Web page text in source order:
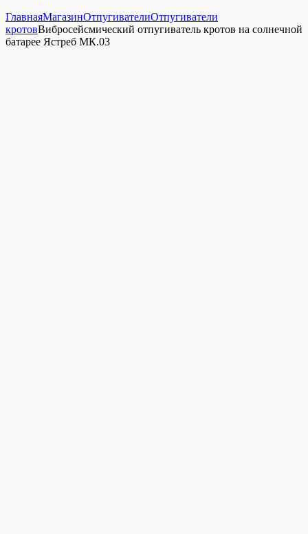
ГлавнаяМагазинОтпугивателиОтпугиватели
кротовВибросейсмический отпугиватель кротов на солнечной
батарее Ястреб МК.03